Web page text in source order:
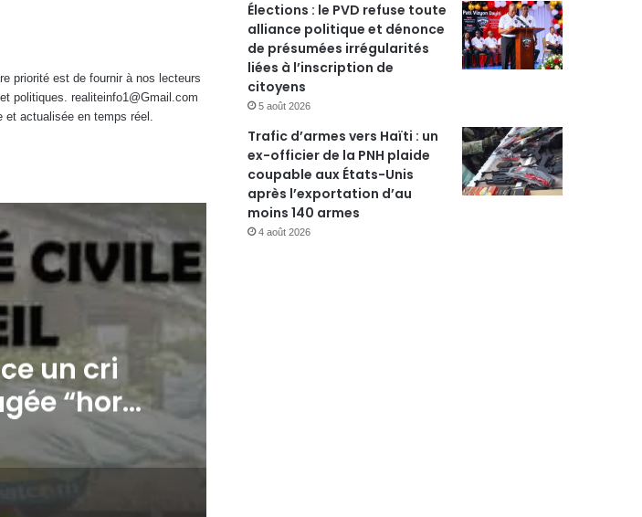
priorité est de fournir à nos lecteurs
politiques. realiteinfo1@Gmail.com
et actualisée en temps réel.
un cri
“hors
Élections : le PVD refuse toute
alliance politique et dénonce
de présumées irrégularités
liées à l’inscription de
citoyens
5 août 2026
Trafic d’armes vers Haïti : un
ex-officier de la PNH plaide
coupable aux États-Unis
après l’exportation d’au
moins 140 armes
4 août 2026